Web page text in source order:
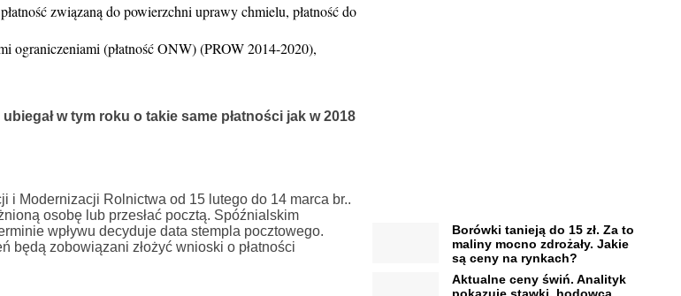
związaną do powierzchni uprawy chmielu, płatność do
ograniczeniami (płatność ONW) (PROW 2014-2020),
w tym roku o takie same płatności jak w 2018
i Modernizacji Rolnictwa od 15 lutego do 14 marca br..
osobę lub przesłać pocztą. Spóźnialskim
wpływu decyduje data stempla pocztowego.
będą zobowiązani złożyć wnioski o płatności
Borówki tanieją do 15 zł. Za to
maliny mocno zdrożały. Jakie
są ceny na rynkach?
Aktualne ceny świń. Analityk
pokazuje stawki, hodowca